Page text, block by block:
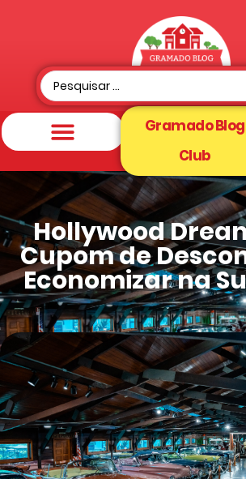
Gramado Blog
Club
Hollywood
Cupom de
Economizar na